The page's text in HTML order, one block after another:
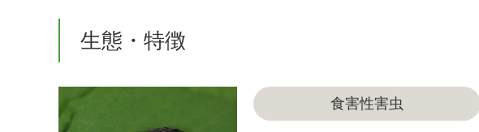
生態・特徴
食害性害虫